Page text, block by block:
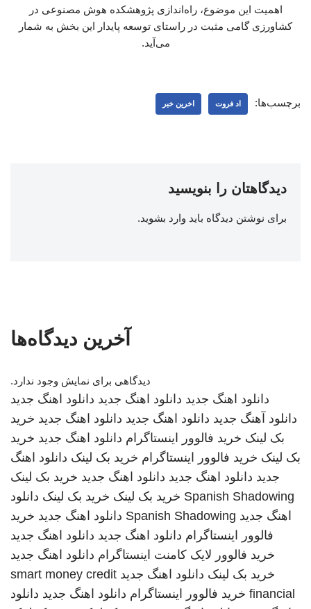
اهمیت این موضوع، راه‌اندازی پژوهشکده هوش مصنوعی در
کشاورزی گامی مثبت در راستای توسعه پایدار این بخش به شمار
می‌آید.
برچسب‌ها: اد فروت اخرین خبر
دیدگاهتان را بنویسید
برای نوشتن دیدگاه باید وارد بشوید.
آخرین دیدگاه‌ها
دیدگاهی برای نمایش وجود ندارد.
دانلود اهنگ جدید دانلود اهنگ جدید دانلود اهنگ جدید
دانلود آهنگ جدید دانلود اهنگ جدید دانلود اهنگ جدید خرید
بک لینک خرید فالوور اینستاگرام دانلود اهنگ جدید خرید
بک لینک خرید فالوور اینستاگرام خرید بک لینک دانلود اهنگ
جدید دانلود اهنگ جدید دانلود اهنگ جدید خرید بک لینک
Spanish Shadowing خرید بک لینک خرید بک لینک دانلود
اهنگ جدید Spanish Shadowing دانلود اهنگ جدید خرید
فالوور اینستاگرام دانلود اهنگ جدید دانلود اهنگ جدید
خرید فالوور لایک کامنت اینستاگرام دانلود اهنگ جدید
خرید بک لینک دانلود اهنگ جدید smart money credit
financial خرید فالوور اینستاگرام دانلود اهنگ جدید دانلود